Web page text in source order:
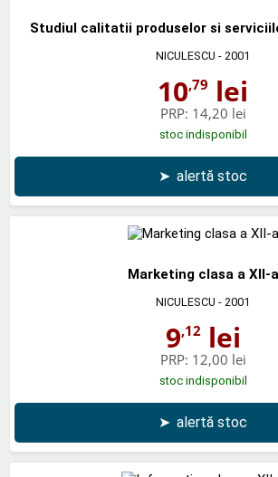
Studiul calitatii produselor si
NICULESCU - 2001
10,79 lei
PRP: 14,20 lei
stoc indisponibil
➤ alertă stoc
Marketing clasa a XII-a
NICULESCU - 2001
9,12lei
PRP: 12,00 lei
stoc indisponibil
➤ alertă stoc